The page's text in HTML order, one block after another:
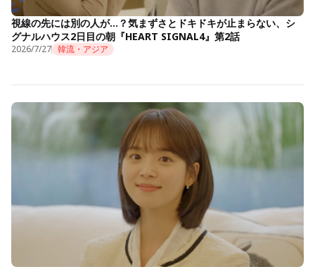
視線の先には別の人が…？気まずさとドキドキが止まらない、シ
グナルハウス2日目の朝『HEART SIGNAL4』第2話
2026/7/27 韓流・アジア